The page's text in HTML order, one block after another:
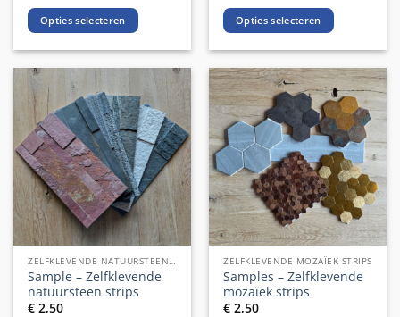
Opties selecteren
heeft
meerdere
variaties.
Deze
optie
kan
gekozen
worden
op
de
productpagina
Opties selecteren
heeft
meerdere
variaties.
Deze
optie
kan
gekozen
worden
op
de
productpagina
ZELFKLEVENDE NATUURSTEEN STRIPS
Sample – Zelfklevende
natuursteen strips
€ 2,50
ZELFKLEVENDE MOZAÏEK STRIPS
Samples – Zelfklevende
mozaïek strips
€ 2,50